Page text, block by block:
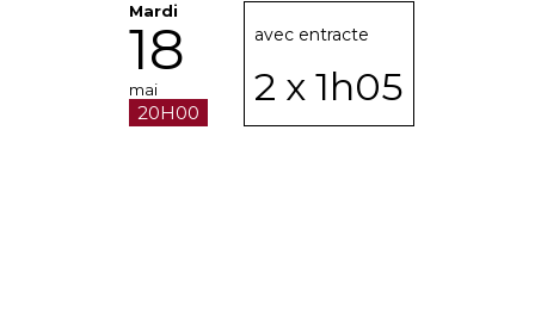
Mardi
18
mai
20H00
avec entracte
2 x 1h05